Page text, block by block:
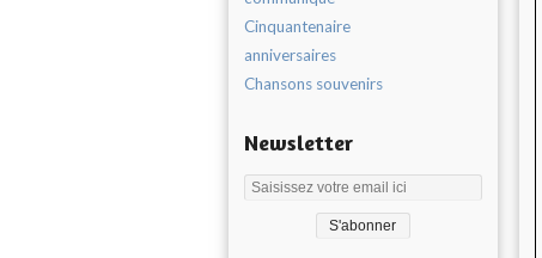
Cinquantenaire
anniversaires
Chansons souvenirs
Newsletter